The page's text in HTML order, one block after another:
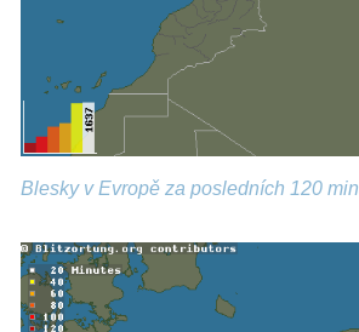
Blesky v Evropě za posledních 120